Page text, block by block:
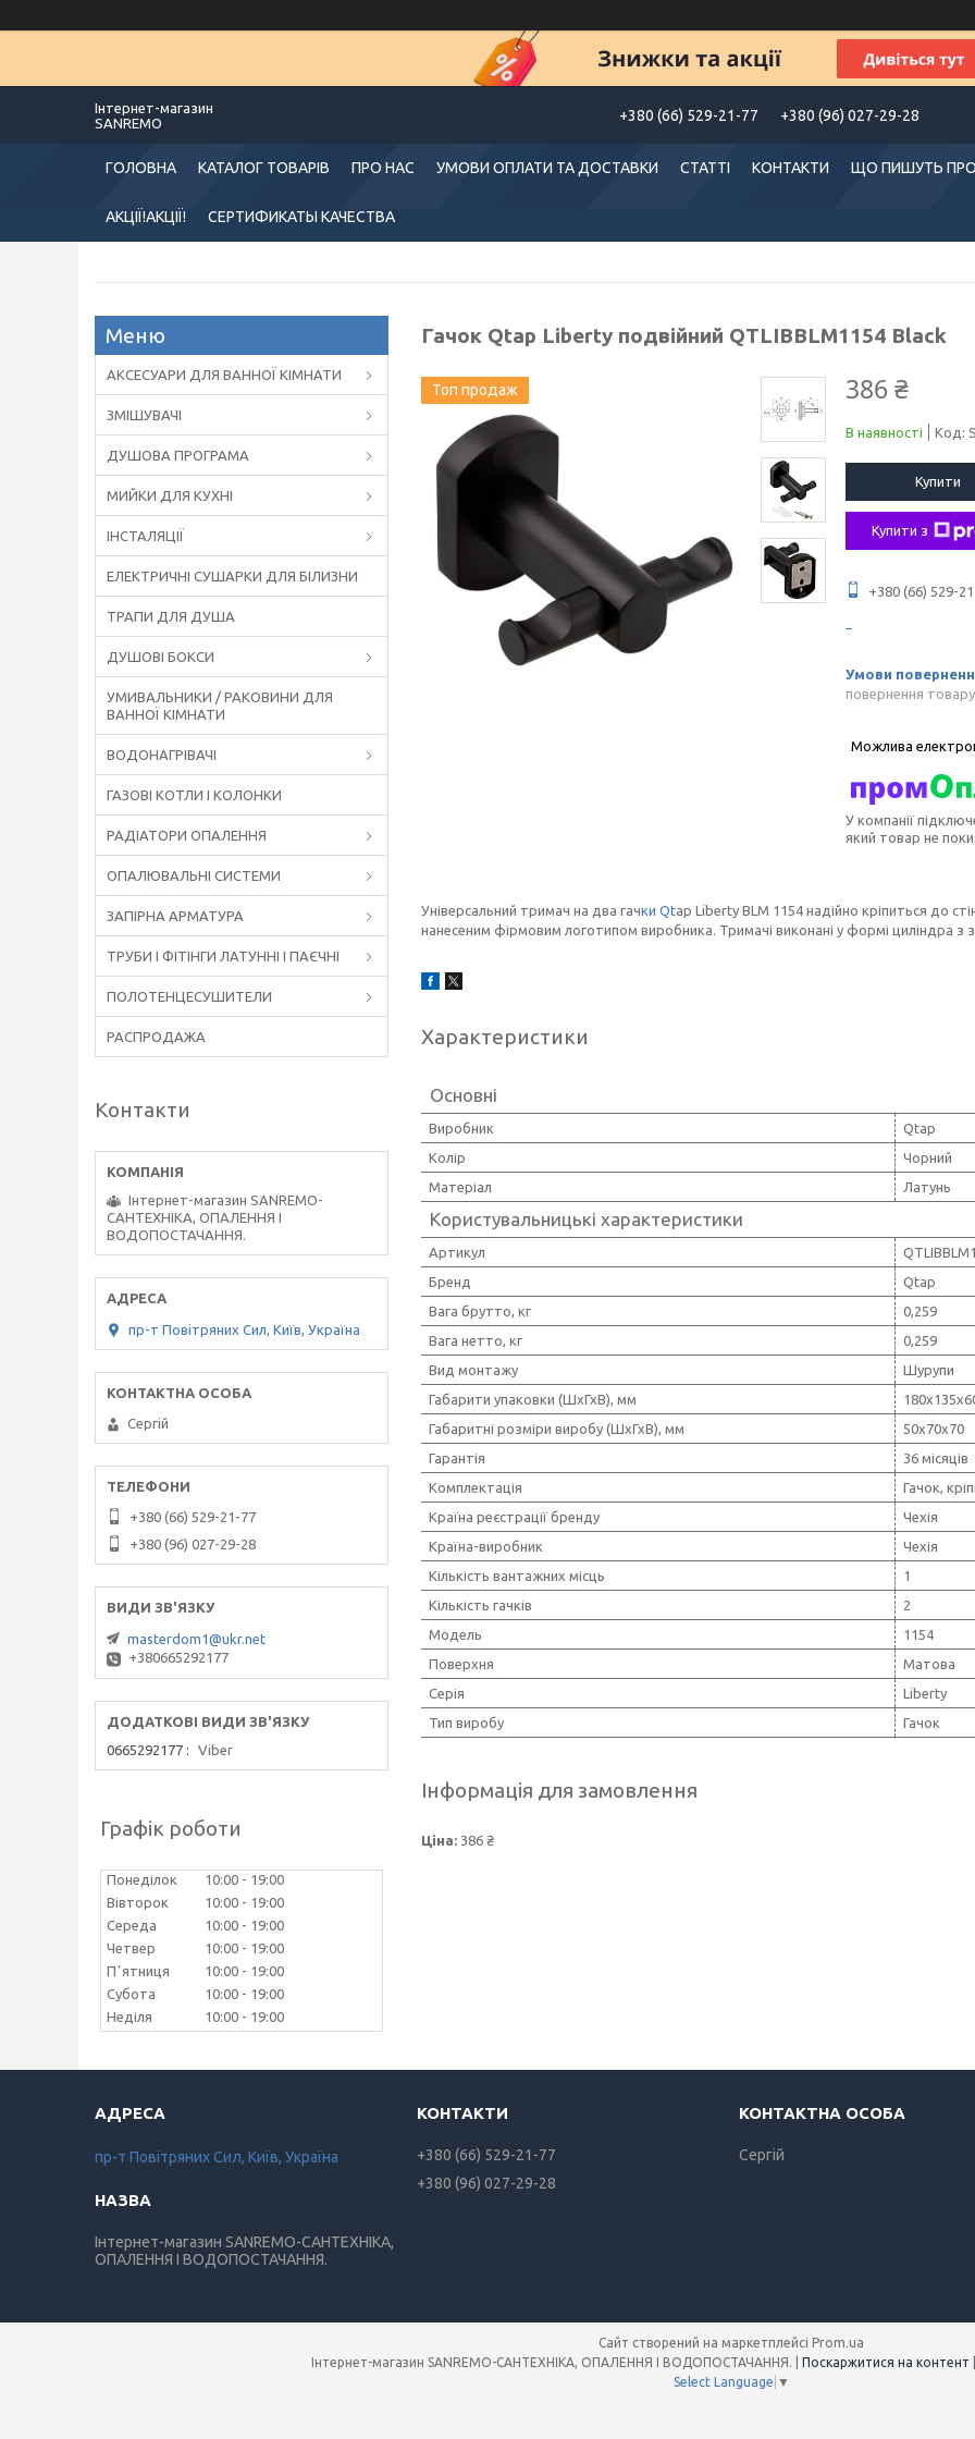
Інтернет-магазин
SANREMO
+380 (66) 529-21-77 +380 (96) 027-29-28
ГОЛОВНА КАТАЛОГ ТОВАРІВ ПРО НАС УМОВИ ОПЛАТИ ТА ДОСТАВКИ СТАТТІ КОНТАКТИ ЩО ПИШУТЬ
АКЦІЇ!АКЦІЇ! СЕРТИФИКАТЫ КАЧЕСТВА
Гачок Qtap Liberty подвійний QTLIBBLM1154 Black
Топ продаж 386 ₴
В наявності Код:
Купити
Купити з
+380 (66) 529-
повернення
У компанії
який товар не
Універсальний тримач на два гачки Qtap Liberty BLM 1154 надійно кріпиться до
нанесеним фірмовим логотипом виробника. Тримачі виконані у формі циліндра з
Характеристики
Основні
Виробник
Qtap
Колір
Чорний
Матеріал
Латунь
Користувальницькі характеристики
Артикул
Бренд
Qtap
Вага брутто, кг
0,259
Вага нетто, кг
0,259
Вид монтажу
Шурупи
Габарити упаковки (ШхГхВ), мм
Габаритні розміри виробу (ШхГхВ), мм
50х70х70
Гарантія
36 місяців
Комплектація
Гачок,
Країна реєстрації бренду
Чехія
Країна-виробник
Чехія
Кількість вантажних місць
1
Кількість гачків
2
Мoдель
1154
Поверхня
Матова
Серія
Liberty
Тип виробу
Гачок
Інформація для замовлення
Ціна: 386 ₴
АКСЕСУАРИ ДЛЯ ВАННОЇ КІМНАТИ
ЗМІШУВАЧІ
ДУШОВА ПРОГРАМА
МИЙКИ ДЛЯ КУХНІ
ІНСТАЛЯЦІЇ
ЕЛЕКТРИЧНІ СУШАРКИ ДЛЯ БІЛИЗНИ
ТРАПИ ДЛЯ ДУША
ДУШОВІ БОКСИ
УМИВАЛЬНИКИ / РАКОВИНИ ДЛЯ
ВАННОЇ КІМНАТИ
ВОДОНАГРІВАЧІ
ГАЗОВІ КОТЛИ І КОЛОНКИ
РАДІАТОРИ ОПАЛЕННЯ
ОПАЛЮВАЛЬНІ СИСТЕМИ
ЗАПІРНА АРМАТУРА
ТРУБИ І ФІТІНГИ ЛАТУННІ І ПАЄЧНІ
ПОЛОТЕНЦЕСУШИТЕЛИ
РАСПРОДАЖА
Контакти
Інтернет-магазин SANREMO-
САНТЕХНІКА, ОПАЛЕННЯ І
ВОДОПОСТАЧАННЯ.
пр-т Повiтряних Сил, Київ, Україна
Сергiй
+380 (66) 529-21-77
+380 (96) 027-29-28
masterdom1@ukr.net
+380665292177
0665292177 Viber
Графік роботи
Понеділок 10:00
19:00
Вівторок
10:00
19:00
Середа
10:00
19:00
Четвер
10:00
19:00
Пʼятниця
10:00
19:00
Субота
10:00
19:00
Неділя
10:00 19:00
пр-т Повiтряних Сил, Київ, Україна
Інтернет-магазин SANREMO-САНТЕХНІКА,
ОПАЛЕННЯ І ВОДОПОСТАЧАННЯ.
+380 (66) 529-21-77
+380 (96) 027-29-28
Сергiй
Сайт створений на маркетплейсі Prom.ua
Поскаржитися на контент
Select Language ▼